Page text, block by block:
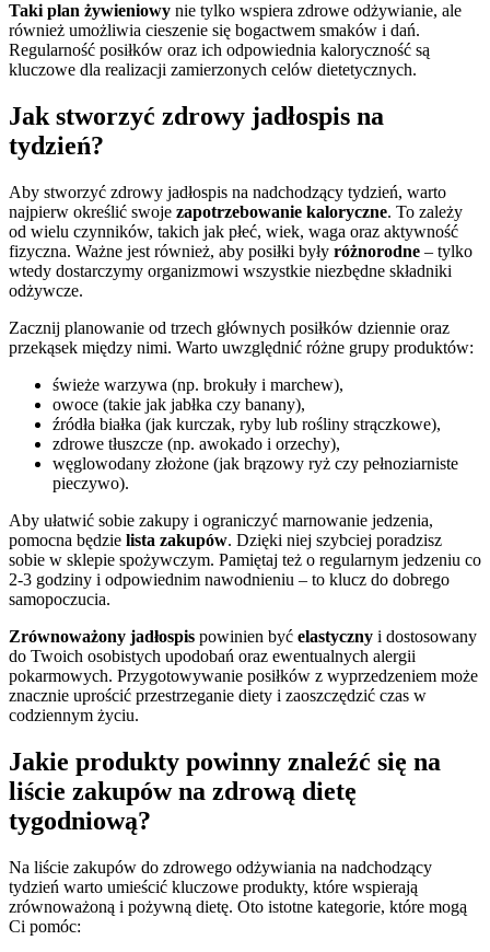
Taki plan żywieniowy nie tylko wspiera zdrowe odżywianie, ale
również umożliwia cieszenie się bogactwem smaków i dań.
Regularność posiłków oraz ich odpowiednia kaloryczność są
kluczowe dla realizacji zamierzonych celów dietetycznych.
Jak stworzyć zdrowy jadłospis na
tydzień?
Aby stworzyć zdrowy jadłospis na nadchodzący tydzień, warto
najpierw określić swoje zapotrzebowanie kaloryczne. To zależy
od wielu czynników, takich jak płeć, wiek, waga oraz aktywność
fizyczna. Ważne jest również, aby posiłki były różnorodne – tylko
wtedy dostarczymy organizmowi wszystkie niezbędne składniki
odżywcze.
Zacznij planowanie od trzech głównych posiłków dziennie oraz
przekąsek między nimi. Warto uwzględnić różne grupy produktów:
świeże warzywa (np. brokuły i marchew),
owoce (takie jak jabłka czy banany),
źródła białka (jak kurczak, ryby lub rośliny strączkowe),
zdrowe tłuszcze (np. awokado i orzechy),
węglowodany złożone (jak brązowy ryż czy pełnoziarniste
pieczywo).
Aby ułatwić sobie zakupy i ograniczyć marnowanie jedzenia,
pomocna będzie lista zakupów. Dzięki niej szybciej poradzisz
sobie w sklepie spożywczym. Pamiętaj też o regularnym jedzeniu co
2-3 godziny i odpowiednim nawodnieniu – to klucz do dobrego
samopoczucia.
Zrównoważony jadłospis powinien być elastyczny i dostosowany
do Twoich osobistych upodobań oraz ewentualnych alergii
pokarmowych. Przygotowywanie posiłków z wyprzedzeniem może
znacznie uprościć przestrzeganie diety i zaoszczędzić czas w
codziennym życiu.
Jakie produkty powinny znaleźć się na
liście zakupów na zdrową dietę
tygodniową?
Na liście zakupów do zdrowego odżywiania na nadchodzący
tydzień warto umieścić kluczowe produkty, które wspierają
zrównoważoną i pożywną dietę. Oto istotne kategorie, które mogą
Ci pomóc: